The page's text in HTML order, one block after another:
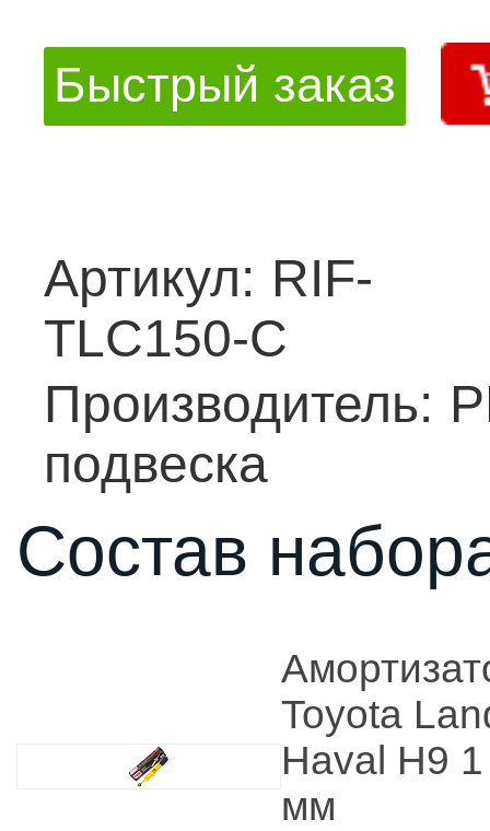
Быстрый заказ
Артикул: RIF-
TLC150-C
Производитель:
подвеска
Состав
Toyota
Haval H9
мм